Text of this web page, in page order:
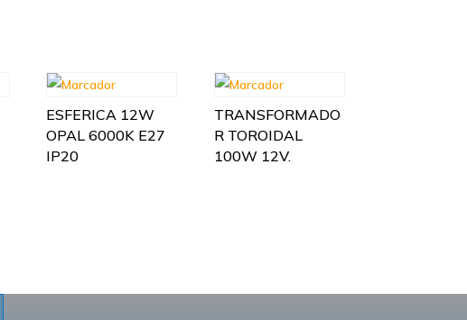
ESFERICA 12W
OPAL 6000K E27
IP20
TRANSFORMADO
R TOROIDAL
100W 12V.